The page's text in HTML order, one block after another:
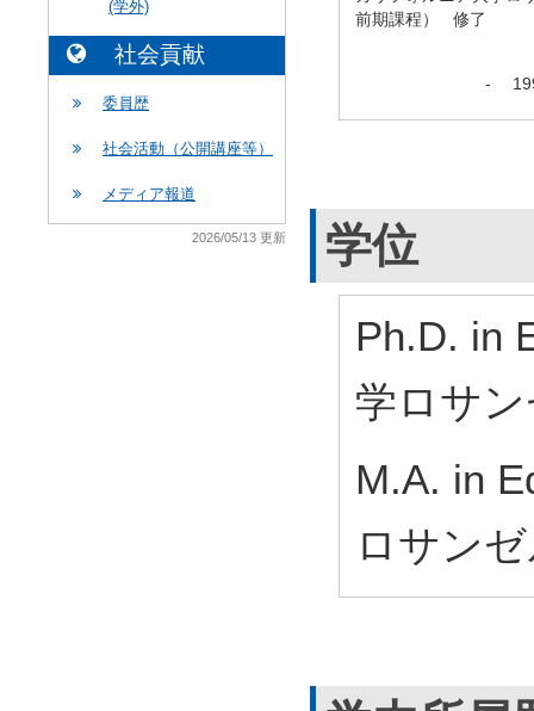
(学外)
社会貢献
委員歴
社会活動（公開講座等）
メディア報道
2026/05/13 更新
前期課程） 修了
-
学位
Ph.D. in
学ロサ
M.A. in
ロサン